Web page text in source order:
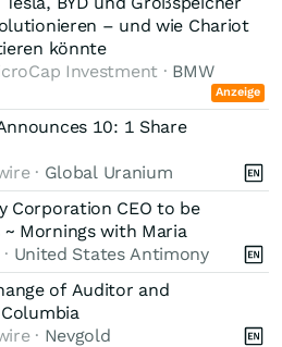
– und wie Chariot
könnte
Investment · BMW
Anzeige
10: 1 Share
· Global Uranium
Corporation CEO to be
~ Mornings with Maria
United States Antimony
of Auditor and
· Nevgold